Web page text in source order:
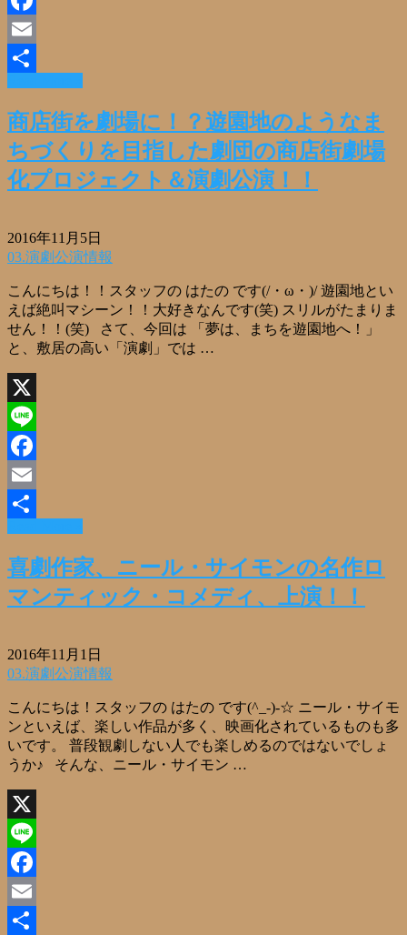
Facebook
Email
共
有
商店街を劇場に！？遊園地のようなま
ちづくりを目指した劇団の商店街劇場
化プロジェクト＆演劇公演！！
2016年11月5日
03.演劇公演情報
こんにちは！！スタッフの はたの です(/・ω・)/ 遊園地とい
えば絶叫マシーン！！大好きなんです(笑) スリルがたまりま
せん！！(笑) さて、今回は 「夢は、まちを遊園地へ！」
と、敷居の高い「演劇」では …
X
Line
Facebook
Email
共
有
喜劇作家、ニール・サイモンの名作ロ
マンティック・コメディ、上演！！
2016年11月1日
03.演劇公演情報
こんにちは！スタッフの はたの です(^_-)-☆ ニール・サイモ
ンといえば、楽しい作品が多く、映画化されているものも多
いです。 普段観劇しない人でも楽しめるのではないでしょ
うか♪ そんな、ニール・サイモン …
X
Line
Facebook
Email